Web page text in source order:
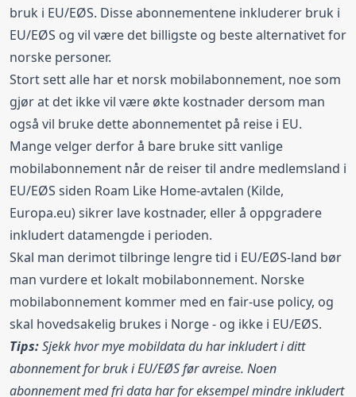
bruk i EU/EØS. Disse abonnementene inkluderer bruk i
EU/EØS og vil være det billigste og beste alternativet for
norske personer.
Stort sett alle har et norsk mobilabonnement, noe som
gjør at det ikke vil være økte kostnader dersom man
også vil bruke dette abonnementet på reise i EU.
Mange velger derfor å bare bruke sitt vanlige
mobilabonnement når de reiser til andre medlemsland i
EU/EØS siden Roam Like Home-avtalen (Kilde,
Europa.eu) sikrer lave kostnader, eller å oppgradere
inkludert datamengde i perioden.
Skal man derimot tilbringe lengre tid i EU/EØS-land bør
man vurdere et lokalt mobilabonnement. Norske
mobilabonnement kommer med en fair-use policy, og
skal hovedsakelig brukes i Norge - og ikke i EU/EØS.
Tips:Sjekk hvor mye mobildata du har inkludert i ditt
abonnement for bruk i EU/EØS før avreise. Noen
abonnement med fri data har for eksempel mindre inkludert